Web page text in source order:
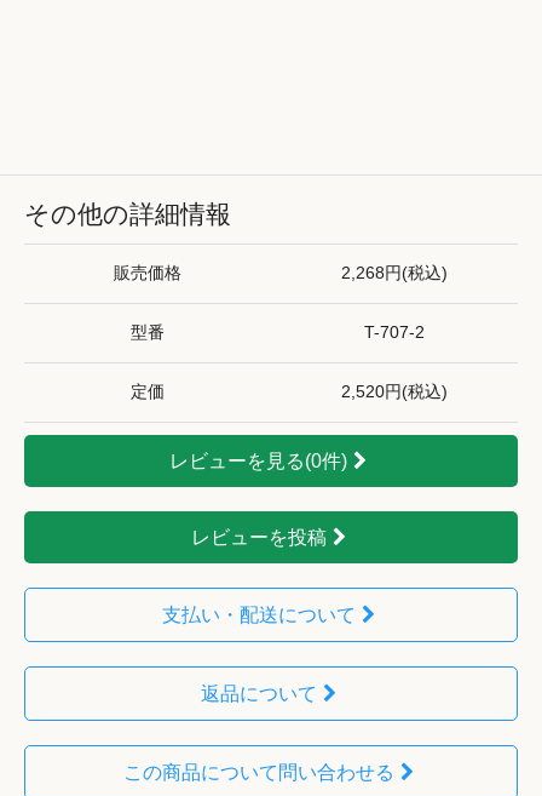
その他の詳細情報
販売価格 2,268円(税込)
型番 T-707-2
定価 2,520円(税込)
レビューを見る(0件)
レビューを投稿
支払い・配送について
返品について
この商品について問い合わせる